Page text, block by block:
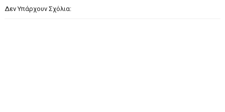
Δεν Υπάρχουν Σχόλια: